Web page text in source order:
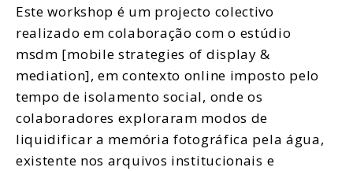
Este workshop é um projecto colectivo
realizado em colaboração com o estúdio
msdm [mobile strategies of display &
mediation], em contexto online imposto pelo
tempo de isolamento social, onde os
colaboradores exploraram modos de
liquidificar a memória fotográfica pela água,
existente nos arquivos institucionais e